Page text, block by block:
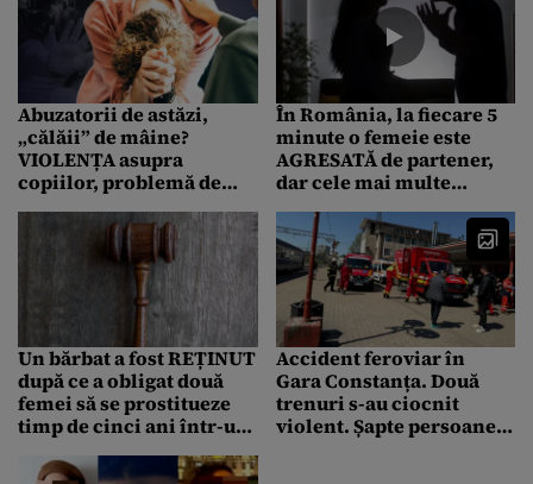
Abuzatorii de astăzi,
„călăii” de mâine?
VIOLENȚA asupra
copiilor, problemă de
Psiholog: „Generații
cresc pe modelul acesta”
În România, la fiecare 5
minute o femeie este
AGRESATĂ de partener,
dar cele mai multe
agresorul să poarte
brățară de monitorizare
Un bărbat a fost REȚINUT
după ce a obligat două
femei să se prostitueze
timp de cinci ani într-un
Accident feroviar în
Gara Constanța. Două
trenuri s-au ciocnit
violent. Șapte persoane